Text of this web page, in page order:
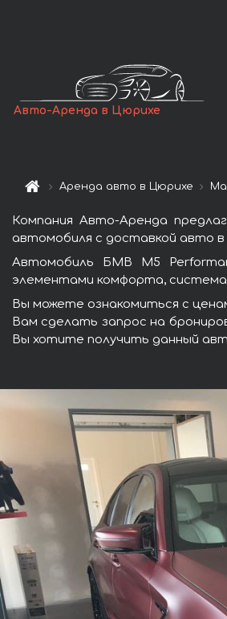
Авто-Аренда в Цюрихе
Аренда авто в Цюрихе
Компания Авто-Аренда
автомобиля с доставкой авто
Автомобиль БМВ M5
элементами комфорта,
Вы можете ознакомиться с
Вам сделать запрос на
Вы хотите получить данный